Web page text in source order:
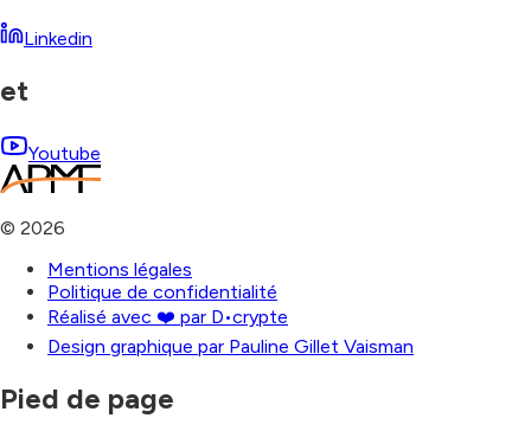
Linkedin
et
Youtube
© 2026
Mentions légales
Politique de confidentialité
Réalisé avec ❤️ par D•crypte
Design graphique par Pauline Gillet Vaisman
Pied de page